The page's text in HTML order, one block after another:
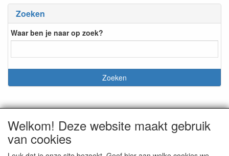
Zoeken
Waar ben je naar op zoek?
CONTACTGEGEVENS
Korte Molenstraat 20
Welkom! Deze website maakt gebruik
van cookies